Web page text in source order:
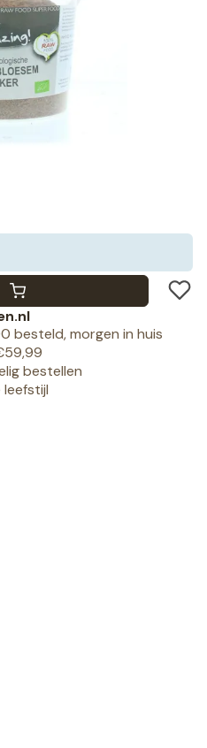
besteld, morgen in huis
bestellen